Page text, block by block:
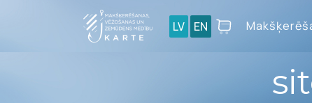
LV EN